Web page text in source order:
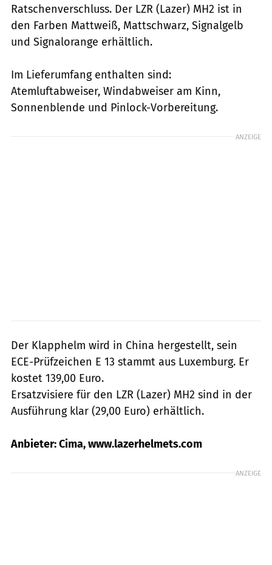
Ratschenverschluss. Der LZR (Lazer) MH2 ist in
den Farben Mattweiß, Mattschwarz, Signalgelb
und Signalorange erhältlich.
Im Lieferumfang enthalten sind:
Atemluftabweiser, Windabweiser am Kinn,
Sonnenblende und Pinlock-Vorbereitung.
ANZEIGE
Der Klapphelm wird in China hergestellt, sein
ECE-Prüfzeichen E 13 stammt aus Luxemburg. Er
kostet 139,00 Euro.
Ersatzvisiere für den LZR (Lazer) MH2 sind in der
Ausführung klar (29,00 Euro) erhältlich.
Anbieter: Cima, www.lazerhelmets.com
ANZEIGE